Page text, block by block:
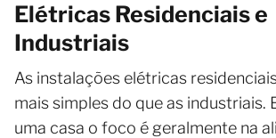
Elétricas Residenciais e
Industriais
As instalações elétricas
mais simples do que as industriais.
uma casa o foco é geralmente na